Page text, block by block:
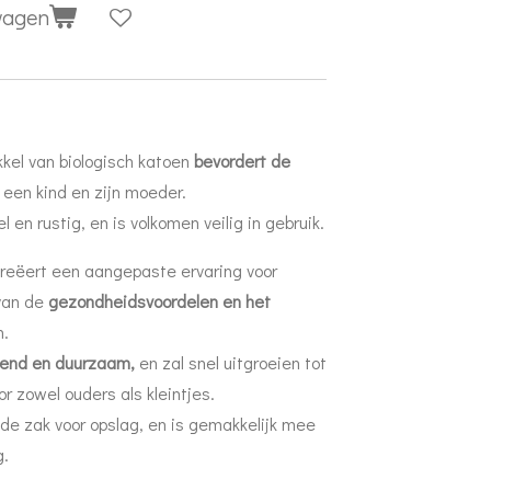
van biologisch katoen bevordert de
kind en zijn moeder.
en rustig, en is volkomen veilig in gebruik.
een aangepaste ervaring voor
de gezondheidsvoordelen en het
en duurzaam, en zal snel uitgroeien tot
zowel ouders als kleintjes.
zak voor opslag, en is gemakkelijk mee